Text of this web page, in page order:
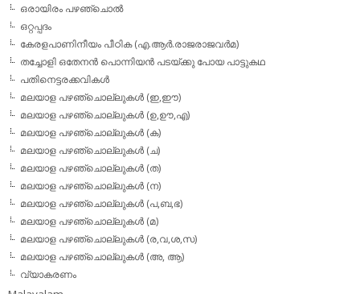
ഒരായിരം പഴഞ്ചൊല്‍
ഒറ്റപ്പദം
കേരളപാണിനീയം പീഠിക (എ.ആര്‍.രാജരാജവര്‍മ)
തച്ചോളി ഒതേനൻ പൊന്നിയൻ പടയ്‌ക്കു പോയ പാട്ടുകഥ
പതിനെട്ടരക്കവികള്‍
മലയാള പഴഞ്ചൊല്ലുകള്‍ (ഇ,ഈ)
മലയാള പഴഞ്ചൊല്ലുകള്‍ (ഉ,ഊ,എ)
മലയാള പഴഞ്ചൊല്ലുകള്‍ (ക)
മലയാള പഴഞ്ചൊല്ലുകള്‍ (ച)
മലയാള പഴഞ്ചൊല്ലുകള്‍ (ത)
മലയാള പഴഞ്ചൊല്ലുകള്‍ (ന)
മലയാള പഴഞ്ചൊല്ലുകള്‍ (പ,ബ,ഭ)
മലയാള പഴഞ്ചൊല്ലുകള്‍ (മ)
മലയാള പഴഞ്ചൊല്ലുകള്‍ (ര,വ,ശ,സ)
മലയാള പഴഞ്ചൊല്ലുകൾ (അ, ആ)
വ്യാകരണം